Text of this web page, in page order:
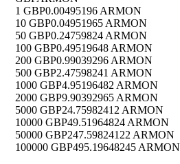
1 GBP0.00495196 ARMON
10 GBP0.04951965 ARMON
50 GBP0.24759824 ARMON
100 GBP0.49519648 ARMON
200 GBP0.99039296 ARMON
500 GBP2.47598241 ARMON
1000 GBP4.95196482 ARMON
2000 GBP9.90392965 ARMON
5000 GBP24.75982412 ARMON
10000 GBP49.51964824 ARMON
50000 GBP247.59824122 ARMON
100000 GBP495.19648245 ARMON